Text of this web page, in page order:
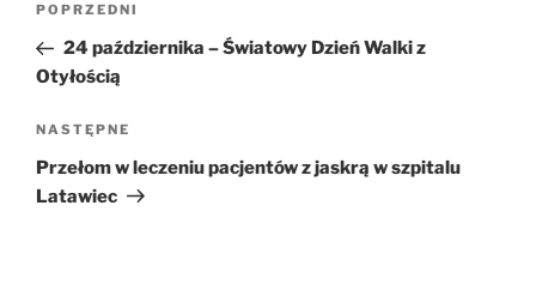
wpisu
Poprzedni
wpis
POPRZEDNI
24 października – Światowy Dzień Walki z
Otyłością
Następny
wpis
NASTĘPNE
Przełom w leczeniu pacjentów z jaskrą w szpitalu
Latawiec